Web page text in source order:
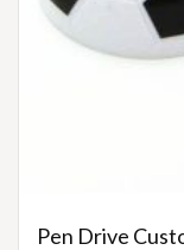
Pen Drive